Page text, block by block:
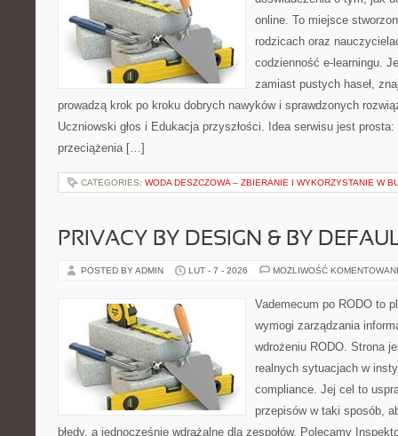
online. To miejsce
rodzicach oraz
codzienność e-learningu.
zamiast pustych haseł,
prowadzą krok po kroku dobrych nawyków i sprawdzonych
Uczniowski głos i Edukacja przyszłości. Idea serwisu jest
przeciążenia […]
CATEGORIES: WODA DESZCZOWA – ZBIERANIE I WYKORZYSTANIE W
PRIVACY BY DESIGN & BY
POSTED BY ADMIN LUT - 7 - 2026 MOŻLIWOŚĆ
Vademecum po RODO to
wymogi zarządzania
wdrożeniu RODO. Strona
realnych sytuacjach w
compliance. Jej cel to
przepisów w taki sposób,
błędy, a jednocześnie wdrażalne dla zespołów. Polecamy